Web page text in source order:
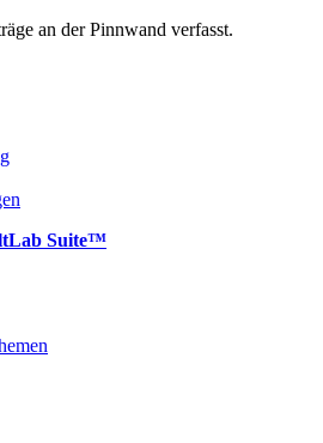
an der Pinnwand verfasst.
Suite™